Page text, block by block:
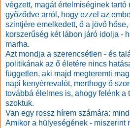
végzett, magát értelmiséginek tartó
győződve arról, hogy ezzel az
szintjére emelkedett, ő a jövő
korszerűség két lábon járó idolja -
marha.
Azt mondja a szerencsétlen - és
politikának az ő életére nincs
független, aki majd megteremti
napi kenyérrevalót, merthogy ő
továbbá élelmes is, ahogy felénk a
szoktuk.
Van egy rossz hírem számára:
Amikor a hülyeségének - miszerint